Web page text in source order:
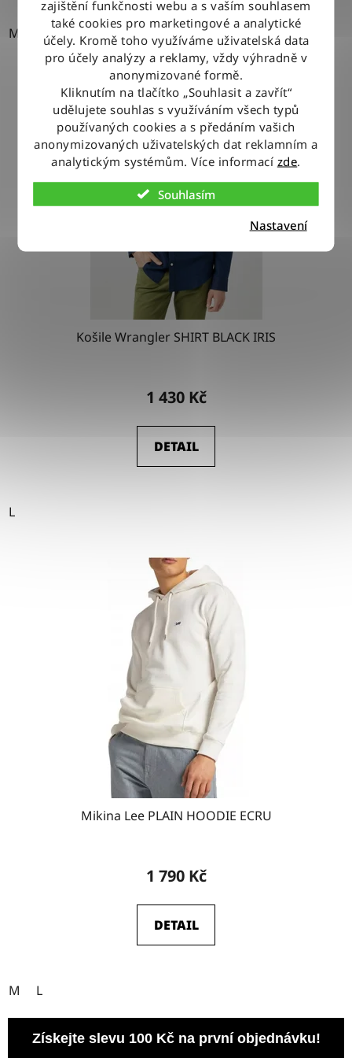
zajištění funkčnosti webu a s vaším souhlasem
také cookies pro marketingové a analytické
účely. Kromě toho využíváme uživatelská data
pro účely analýzy a reklamy, vždy výhradně v
anonymizované formě.
Kliknutím na tlačítko „Souhlasit a zavřít“
udělujete souhlas s využíváním všech typů
používaných cookies a s předáním vašich
anonymizovaných uživatelských dat reklamním a
analytickým systémům. Více informací zde.
Souhlasím
Nastavení
M
Košile Wrangler SHIRT BLACK IRIS
1 430 Kč
DETAIL
L
Mikina Lee PLAIN HOODIE ECRU
1 790 Kč
DETAIL
M L
Získejte slevu 100 Kč na první objednávku!